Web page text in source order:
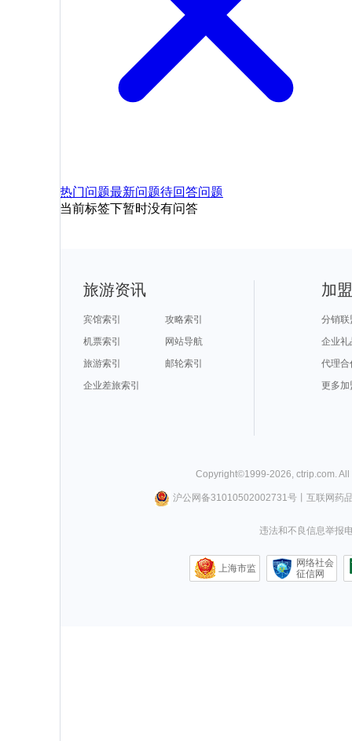
热门问题最新问题待回答问题
当前标签下暂时没有问答
旅游资讯
宾馆索引
攻略索引
机票索引
网站导航
旅游索引
邮轮索引
企业差旅索引
加
分销联
企业礼
代理合
更多加
Copyright©1999-2026, ctrip.com.
沪公网备31010502002731号丨 互联网药
违法和不良信息举报
上海市监
网络社会
征信网